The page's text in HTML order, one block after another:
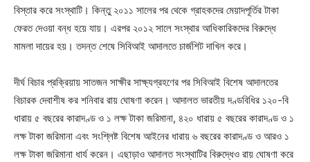
বিস্তার করে সংস্থাটি। কিন্তু ২০১১ সালের পর থেকে গ্রাহকদের মেয়াদপূর্তির টাকা
ফেরত দেওয়া বন্ধ হয়ে যায়। এরপর ২০১২ সালে সংস্থার আধিকারিকদের বিরুদ্ধে
মামলা দায়ের হয়। তদন্ত শেষে সিবিআই আদালতে চার্জশিট দাখিল করে।
দীর্ঘ বিচার প্রক্রিয়ায় সাতজন সাক্ষীর সাক্ষ্যগ্রহণের পর সিবিআই বিশেষ আদালতের
বিচারক দেবাশীষ কর শনিবার রায় ঘোষণা করেন। আদালত ভারতীয় দণ্ডবিধির ১২০-বি
ধারায় ৫ বছরের কারাদণ্ড ও ১ লক্ষ টাকা জরিমানা, ৪২০ ধারায় ৫ বছরের কারাদণ্ড ও ১
লক্ষ টাকা জরিমানা এবং সংশ্লিষ্ট বিশেষ আইনের ধারায় ৬ বছরের কারাদণ্ড ও আরও ১
লক্ষ টাকা জরিমানা ধার্য করেন। এছাড়াও আদালত সংস্থাটির বিরুদ্ধেও রায় ঘোষণা করে